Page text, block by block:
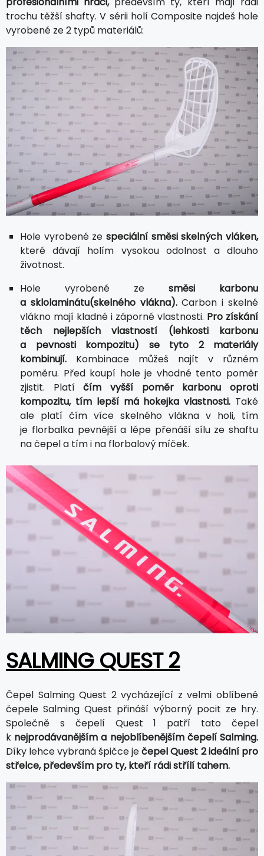
trochu těžší shafty. V sérii holí Composite najdeš hole
vyrobené ze 2 typů materiálů:
Hole vyrobené ze speciální směsi skelných vláken,
které dávají holím vysokou odolnost a dlouho
životnost.
Hole vyrobené ze směsi karbonu
a sklolaminátu(skelného vlákna).Carbon i skelné
vlákno mají kladné i záporné vlastnosti. Pro získání
těch nejlepších vlastností (lehkosti karbonu
a pevnosti kompozitu) se tyto 2 materiály
kombinují. Kombinace můžeš najít v různém
poměru. Před koupí hole je vhodné tento poměr
zjistit. Platíčím vyšší poměr karbonu oproti
kompozitu, tím lepší má hokejka vlastnosti. Také
ale platí čím více skelného vlákna v holi, tím
je florbalka pevnější a lépe přenáší sílu ze shaftu
na čepel a tím i na florbalový míček.
SALMING QUEST 2
Čepel Salming Quest 2 vycházející z velmi oblíbené
čepele Salming Quest přináší výborný pocit ze hry.
Společně s čepelí Quest 1 patří tato čepel
k nejprodávanějším a nejoblíbenějším čepelí Salming.
Díky lehce vybraná špičce ječepel Quest 2 ideální pro
střelce, především pro ty, kteří rádi střílí tahem.